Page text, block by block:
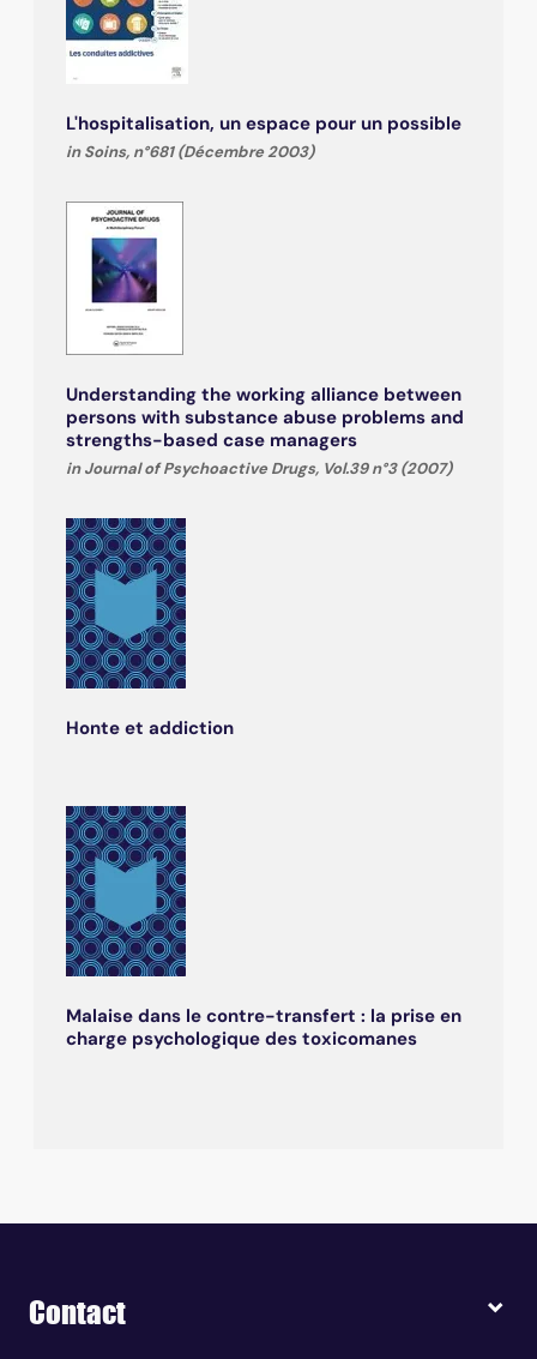
L'hospitalisation, un espace pour un possible
in Soins, n°681 (Décembre 2003)
Understanding the working alliance between
persons with substance abuse problems and
strengths-based case managers
in Journal of Psychoactive Drugs, Vol.39 n°3 (2007)
Honte et addiction
Malaise dans le contre-transfert : la prise en
charge psychologique des toxicomanes
Contact